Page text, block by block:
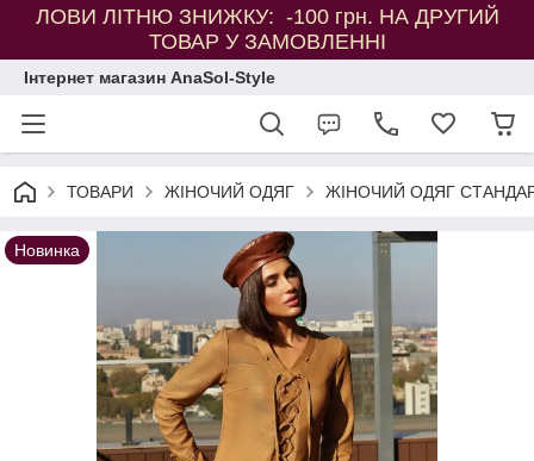
ЛОВИ ЛІТНЮ ЗНИЖКУ: -100 грн. НА ДРУГИЙ
ТОВАР У ЗАМОВЛЕННІ
Інтернет магазин AnaSol-Style
ТОВАРИ ЖІНОЧИЙ ОДЯГ ЖІНОЧИЙ ОДЯГ
Новинка